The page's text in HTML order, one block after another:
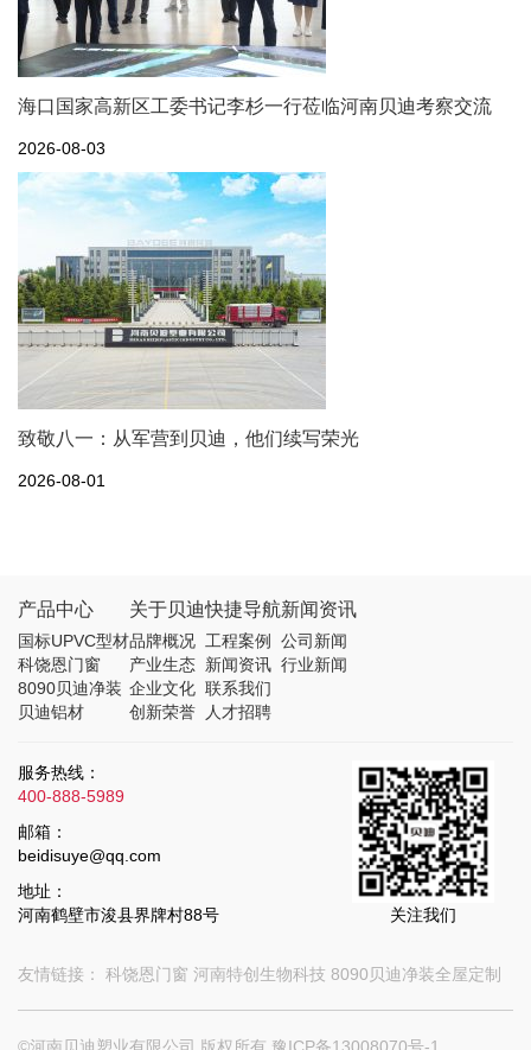
海口国家高新区工委书记李杉一行莅临河南贝迪考察交流
2026-08-03
致敬八一：从军营到贝迪，他们续写荣光
2026-08-01
产品中心
国标UPVC型材
科饶恩门窗
8090贝迪净装
贝迪铝材
关于贝迪
品牌概况
产业生态
企业文化
创新荣誉
快捷导航
工程案例
新闻资讯
联系我们
人才招聘
新闻资讯
公司新闻
行业新闻
服务热线：
400-888-5989
邮箱：
beidisuye@qq.com
地址：
河南鹤壁市浚县界牌村88号
关注我们
友情链接： 科饶恩门窗 河南特创生物科技 8090贝迪净装全屋定制
©河南贝迪塑业有限公司 版权所有 豫ICP备13008070号-1